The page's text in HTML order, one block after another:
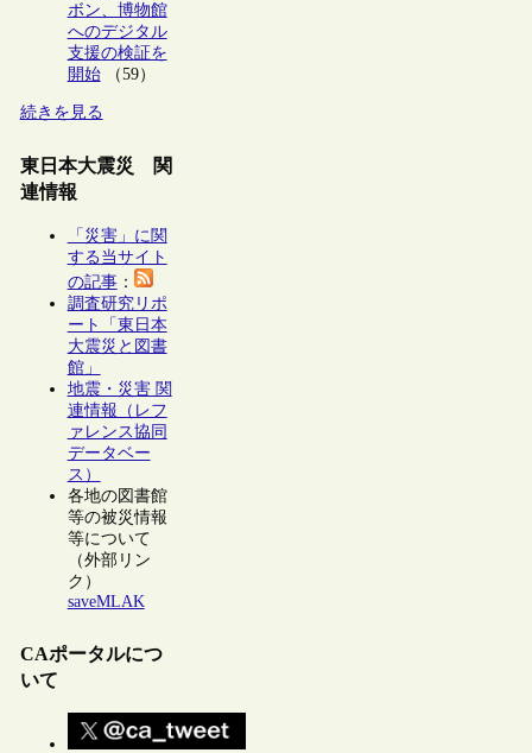
ボン、博物館
へのデジタル
支援の検証を
開始（59）
続きを見る
東日本大震災 関
連情報
「災害」に関
する当サイト
の記事：
調査研究リポ
ート「東日本
大震災と図書
館」
地震・災害 関
連情報（レフ
ァレンス協同
データベー
ス）
各地の図書館
等の被災情報
等について
（外部リン
ク）
saveMLAK
CAポータルにつ
いて